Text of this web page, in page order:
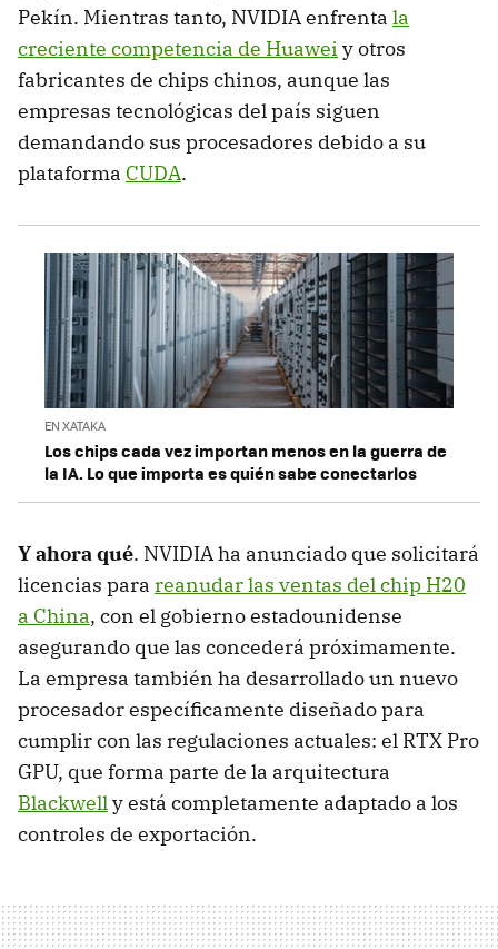
Pekín. Mientras tanto, NVIDIA enfrenta la
creciente competencia de Huawei y otros
fabricantes de chips chinos, aunque las
empresas tecnológicas del país siguen
demandando sus procesadores debido a su
plataforma CUDA.
EN XATAKA
Los chips cada vez importan menos en la guerra de
la IA. Lo que importa es quién sabe conectarlos
Y ahora qué. NVIDIA ha anunciado que solicitará
licencias para reanudar las ventas del chip H20
a China, con el gobierno estadounidense
asegurando que las concederá próximamente.
La empresa también ha desarrollado un nuevo
procesador específicamente diseñado para
cumplir con las regulaciones actuales: el RTX Pro
GPU, que forma parte de la arquitectura
Blackwelly está completamente adaptado a los
controles de exportación.